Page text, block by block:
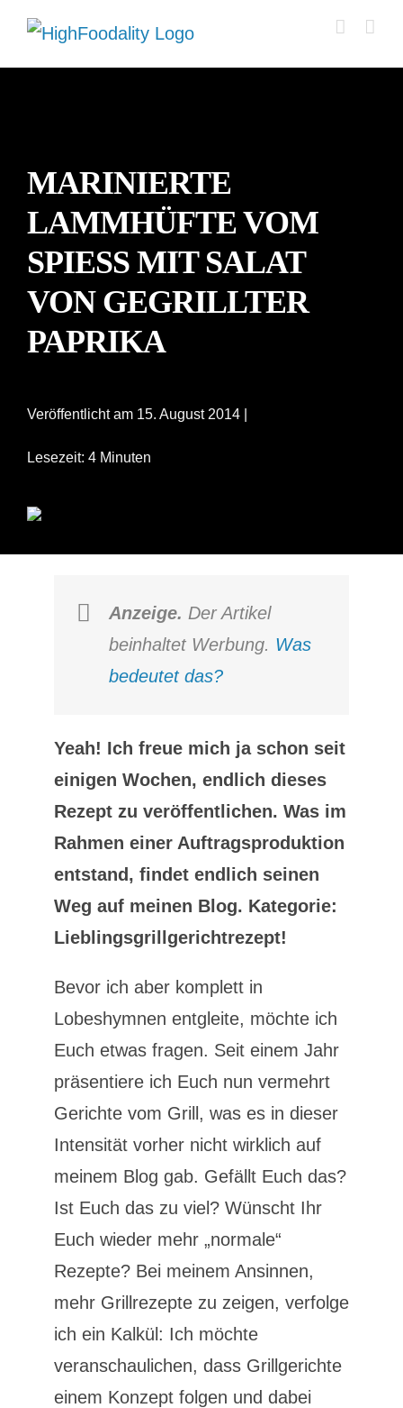
Zum
Inhalt
MARINIERTE
LAMMHÜFTE VOM
SPIESS MIT SALAT V
ON GEGRILLTER P
APRIKA
Veröffentlicht am 15. August 2014 |
Lesezeit: 4 Minuten
Anzeige. Der Artikel
beinhaltet Werbung. Was
bedeutet das?
Yeah! Ich freue mich ja schon seit
einigen Wochen, endlich dieses
Rezept zu veröffentlichen. Was im
Rahmen einer Auftragsproduktion
entstand, findet endlich seinen
Weg auf meinen Blog. Kategorie:
Lieblingsgrillgerichtrezept!
Bevor ich aber komplett in
Lobeshymnen entgleite, möchte ich
Euch etwas fragen. Seit einem Jahr
präsentiere ich Euch nun vermehrt
Gerichte vom Grill, was es in dieser
Intensität vorher nicht wirklich auf
meinem Blog gab. Gefällt Euch das?
Ist Euch das zu viel? Wünscht Ihr
Euch wieder mehr „normale“
Rezepte? Bei meinem Ansinnen,
mehr Grillrezepte zu zeigen, verfolge
ich ein Kalkül: Ich möchte
veranschaulichen, dass Grillgerichte
einem Konzept folgen und dabei